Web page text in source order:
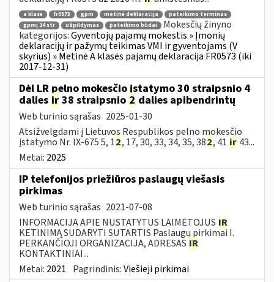
a klasė fr0573 gpm metinė deklaracija
pateikimo terminas
gpmį 24 str
užpildymas pateikimo būdai
Mokesčių žinyno
kategorijos:Gyventojų pajamų mokestis » Įmonių
deklaracijų ir pažymų teikimas VMI ir gyventojams (V
skyrius) » Metinė A klasės pajamų deklaracija FR0573 (iki
2017-12-31)
Dėl LR pelno mokesčio įstatymo 30 straipsnio 4
dalies ir 38 straipsnio 2 dalies apibendrintų
Web turinio sąrašas 2025-01-30
Atsižvelgdami į Lietuvos Respublikos pelno mokesčio
įstatymo Nr. IX-675 5, 12, 17, 30, 33, 34, 35, 382, 41 ir 43...
Metai: 2025
IP telefonijos priežiūros paslaugų viešasis
pirkimas
Web turinio sąrašas 2021-07-08
INFORMACIJA APIE NUSTATYTUS LAIMĖTOJUS IR
KETINIMĄ SUDARYTI SUTARTIS Paslaugų pirkimai I.
PERKANČIOJI ORGANIZACIJA, ADRESAS IR
KONTAKTINIAI...
Metai: 2021 Pagrindinis:Viešieji pirkimai